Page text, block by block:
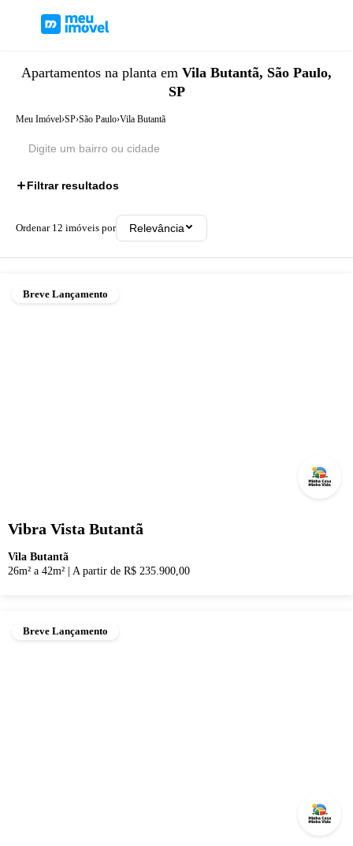
Apartamentos na planta em Vila Butantã, São Paulo,
SP
Meu Imóvel›SP›São Paulo›Vila Butantã
Filtrar resultados
Ordenar 12 imóveis por Relevância
Breve Lançamento
Vibra Vista Butantã
Vila Butantã
26m² a 42m²
A partir de R$ 235.900,00
Breve Lançamento